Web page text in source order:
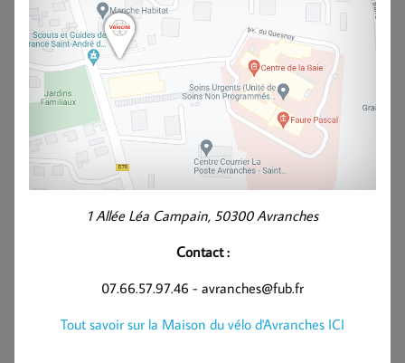
1 Allée Léa Campain, 50300 Avranches
Contact :
07.66.57.97.46 - avranches@fub.fr
Tout savoir sur la Maison du vélo d'Avranches ICI